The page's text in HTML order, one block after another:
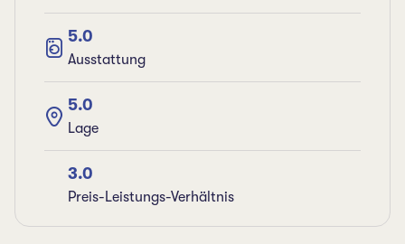
5.0
Ausstattung
5.0
Lage
3.0
Preis-Leistungs-Verhältnis